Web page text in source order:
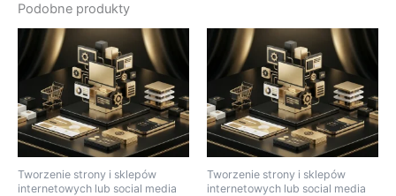
Podobne produkty
Tworzenie strony i sklepów
internetowych lub social media
Tworzenie strony i sklepów
internetowych lub social media